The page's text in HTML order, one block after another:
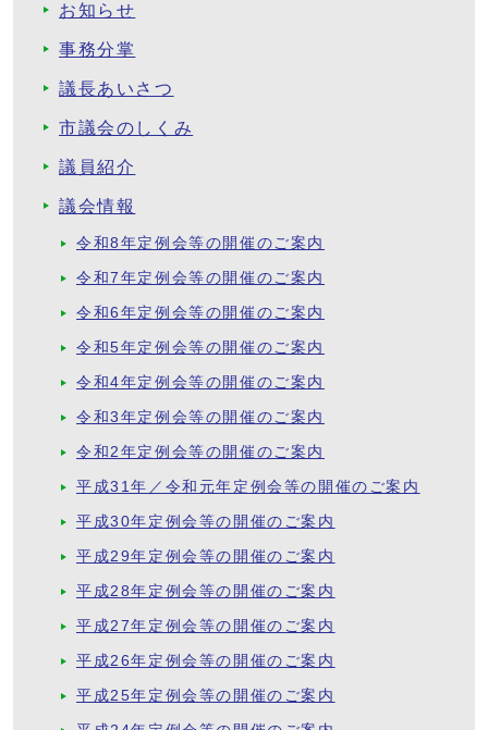
お知らせ
事務分掌
議長あいさつ
市議会のしくみ
議員紹介
議会情報
令和8年定例会等の開催のご案内
令和7年定例会等の開催のご案内
令和6年定例会等の開催のご案内
令和5年定例会等の開催のご案内
令和4年定例会等の開催のご案内
令和3年定例会等の開催のご案内
令和2年定例会等の開催のご案内
平成31年／令和元年定例会等の開催のご案内
平成30年定例会等の開催のご案内
平成29年定例会等の開催のご案内
平成28年定例会等の開催のご案内
平成27年定例会等の開催のご案内
平成26年定例会等の開催のご案内
平成25年定例会等の開催のご案内